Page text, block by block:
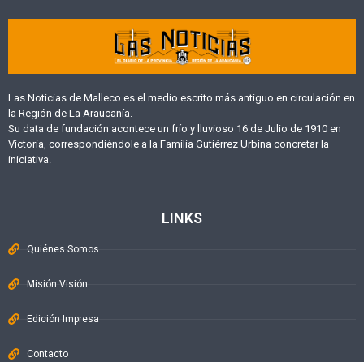
Las Noticias de Malleco es el medio escrito más antiguo en circulación en
la Región de La Araucanía.
Su data de fundación acontece un frío y lluvioso 16 de Julio de 1910 en
Victoria, correspondiéndole a la Familia Gutiérrez Urbina concretar la
iniciativa.
LINKS
Quiénes Somos
Misión Visión
Edición Impresa
Contacto